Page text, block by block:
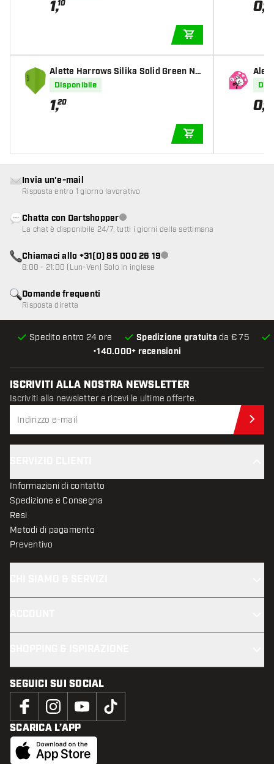
1,10
Alette Harrows Silika Solid Green NO
6 Tough Crystalline Coated
Disponibile
1,20
0,87
0,95
•140.000+ recensioni
Spedito entro 24 ore Spedizione gratuita da € 75
Domande frequenti
Risposta diretta
Invia un'e-mail
Risposta entro 1 giorno lavorativo
Chatta con DartshopperServizio clienti non disponibile
La chat è disponibile 24/7, tutti i giorni della settimana
Chiamaci allo +31(0) 85 000 26 19Servizio clienti non disponibile
8:00 - 21:00 (Lun-Ven) Solo in inglese
ISCRIVITI ALLA NOSTRA NEWSLETTER
Iscriviti alla newsletter e ricevi le ultime offerte.
Informazioni di contatto
Spedizione e Consegna
Resi
Metodi di pagamento
Preventivo
SEGUICI SUI SOCIAL
SCARICA L’APP